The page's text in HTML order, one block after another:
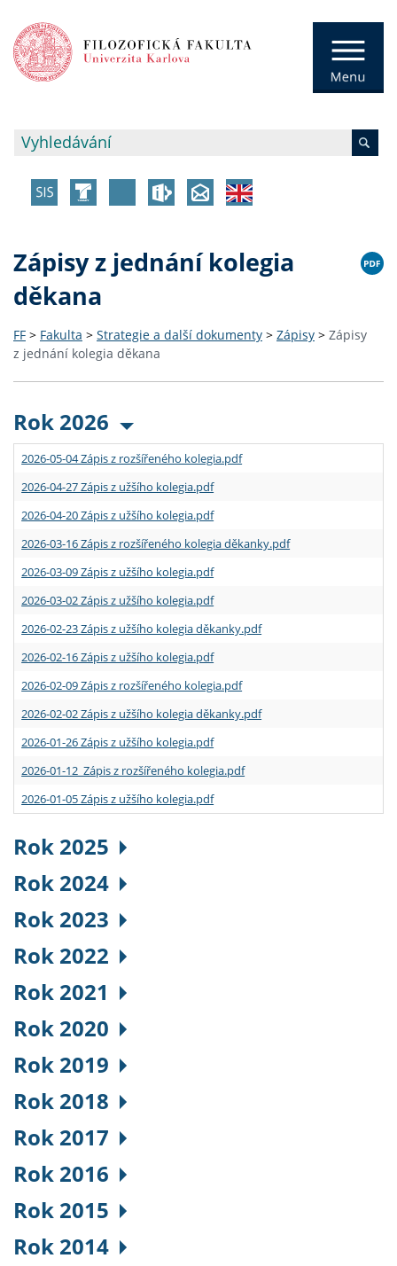
Zápisy z jednání kolegia
děkana
FF > Fakulta > Strategie a další dokumenty > Zápisy > Zápisy
z jednání kolegia děkana
Rok 2026
2026-05-04 Zápis z rozšířeného kolegia.pdf
2026-04-27 Zápis z užšího kolegia.pdf
2026-04-20 Zápis z užšího kolegia.pdf
2026-03-16 Zápis z rozšířeného kolegia děkanky.pdf
2026-03-09 Zápis z užšího kolegia.pdf
2026-03-02 Zápis z užšího kolegia.pdf
2026-02-23 Zápis z užšího kolegia děkanky.pdf
2026-02-16 Zápis z užšího kolegia.pdf
2026-02-09 Zápis z rozšířeného kolegia.pdf
2026-02-02 Zápis z užšího kolegia děkanky.pdf
2026-01-26 Zápis z užšího kolegia.pdf
2026-01-12 Zápis z rozšířeného kolegia.pdf
2026-01-05 Zápis z užšího kolegia.pdf
Rok 2025
Rok 2024
Rok 2023
Rok 2022
Rok 2021
Rok 2020
Rok 2019
Rok 2018
Rok 2017
Rok 2016
Rok 2015
Rok 2014